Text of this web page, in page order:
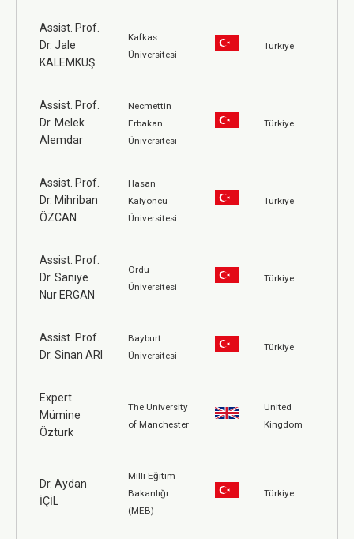
Assist. Prof.
Dr. Jale
KALEMKUŞ
Kafkas
Üniversitesi
Türkiye
Assist. Prof.
Dr. Melek
Alemdar
Necmettin
Erbakan
Üniversitesi
Türkiye
Assist. Prof.
Dr. Mihriban
ÖZCAN
Hasan
Kalyoncu
Üniversitesi
Türkiye
Assist. Prof.
Dr. Saniye
Nur ERGAN
Ordu
Üniversitesi
Türkiye
Assist. Prof.
Dr. Sinan ARI
Bayburt
Üniversitesi
Türkiye
Expert
Mümine
Öztürk
The University
of Manchester
United
Kingdom
Dr. Aydan
İÇİL
Milli Eğitim
Bakanlığı
(MEB)
Türkiye